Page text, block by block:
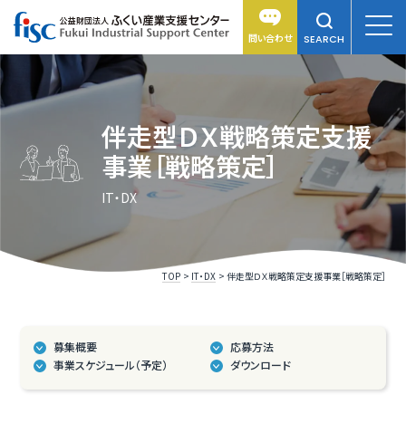
問い合わせ SEARCH
伴走型ＤＸ戦略策定支援
事業［戦略策定］
IT・DX
TOP IT・DX 伴走型ＤＸ戦略策定支援事業［戦略策定］
募集概要
応募方法
事業スケジュール（予定）
ダウンロード